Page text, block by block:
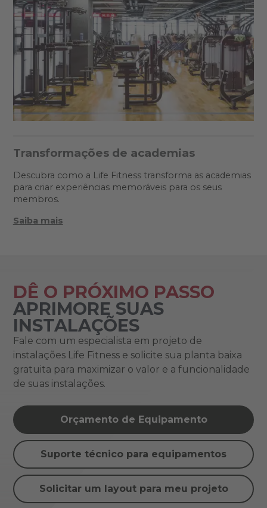
Transformações de academias
Descubra como a Life Fitness transforma as academias
para criar experiências memoráveis para os seus
membros.
Saiba mais
DÊ O PRÓXIMO PASSO
APRIMORE SUAS
INSTALAÇÕES
Fale com um especialista em projeto de
instalações Life Fitness e solicite sua planta baixa
gratuita para maximizar o valor e a funcionalidade
de suas instalações.
Orçamento de Equipamento
Suporte técnico para equipamentos
Solicitar um layout para meu projeto